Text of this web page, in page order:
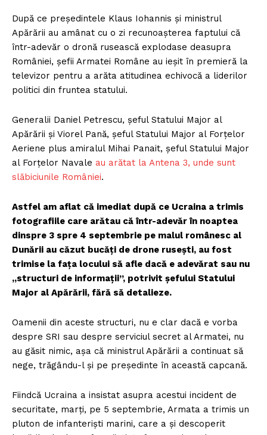
După ce președintele Klaus Iohannis și ministrul
Apărării au amânat cu o zi recunoașterea faptului că
într-adevăr o dronă rusească explodase deasupra
României, șefii Armatei Române au ieșit în premieră la
televizor pentru a arăta atitudinea echivocă a liderilor
politici din fruntea statului.
Generalii Daniel Petrescu, şeful Statului Major al
Apărării și Viorel Pană, şeful Statului Major al Forţelor
Aeriene plus amiralul Mihai Panait, şeful Statului Major
al Forţelor Navale au arătat la Antena 3, unde sunt
slăbiciunile României.
Astfel am aflat că imediat după ce Ucraina a trimis
fotografiile care arătau că într-adevăr în noaptea
dinspre 3 spre 4 septembrie pe malul românesc al
Dunării au căzut bucăți de drone rusești, au fost
trimise la fața locului să afle dacă e adevărat sau nu
„structuri de informații”, potrivit şefului Statului
Major al Apărării, fără să detalieze.
Oamenii din aceste structuri, nu e clar dacă e vorba
despre SRI sau despre serviciul secret al Armatei, nu
au găsit nimic, așa că ministrul Apărării a continuat să
nege, trăgându-l și pe președinte în această capcană.
Fiindcă Ucraina a insistat asupra acestui incident de
securitate, marți, pe 5 septembrie, Armata a trimis un
pluton de infanteriști marini, care a și descoperit